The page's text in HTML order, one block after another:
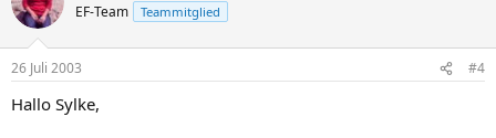
EF-Team Teammitglied
26 Juli 2003 #4
Hallo Sylke,